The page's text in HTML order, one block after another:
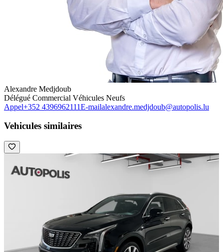
Alexandre Medjdoub
Délégué Commercial Véhicules Neufs
Appel+352 4396962111E-mailalexandre.medjdoub@autopolis.lu
Vehicules similaires